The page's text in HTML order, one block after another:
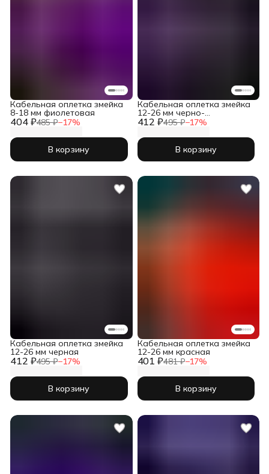
404 ₽485 ₽−17%
Кабельная оплетка змейка
8-18 мм фиолетовая
В корзину
412 ₽495 ₽−17%
Кабельная оплетка змейка
12-26 мм черно-
фиолетовая
В корзину
412 ₽495 ₽−17%
Кабельная оплетка змейка
12-26 мм черная
В корзину
401 ₽481 ₽−17%
Кабельная оплетка змейка
12-26 мм красная
В корзину